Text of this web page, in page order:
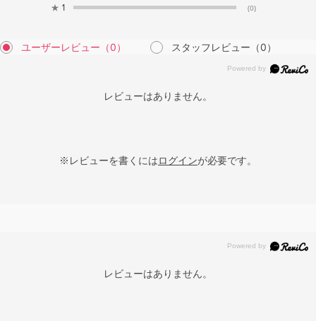
★ 1 (0)
ユーザーレビュー （0） スタッフレビュー （0）
レビューはありません。
※レビューを書くにはログインが必要です。
レビューはありません。